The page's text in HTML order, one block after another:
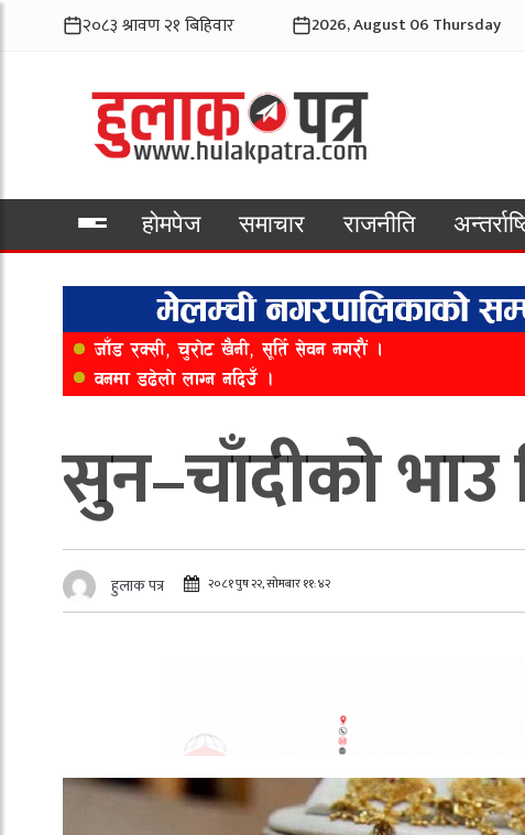
2026, August 06 Thursday
होमपेज समाचार राजनीति
सुन–चाँदीको भाउ
हुलाक पत्र २०८१ पुष २२, सोमबार ११:४२